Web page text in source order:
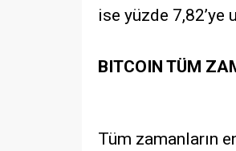
ise yüzde 7,82’ye
BITCOIN TÜM
Tüm zamanların